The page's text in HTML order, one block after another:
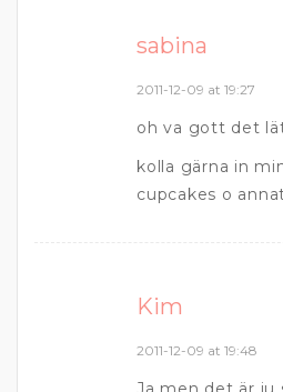
sabina
2011-12-09 at 19:27
oh va gott det
kolla gärna in
cupcakes o
Kim
2011-12-09 at 19:48